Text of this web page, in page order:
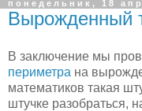
понедельник, 18
Вырожденный
В заключение мы
периметра на
математиков такая
штучке разобраться,